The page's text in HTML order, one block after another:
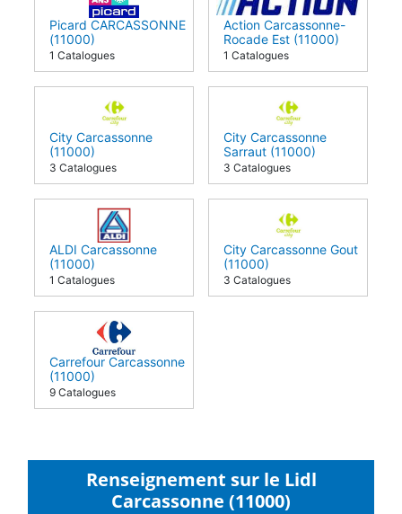
Picard CARCASSONNE
(11000)
1 Catalogues
Action Carcassonne-
Rocade Est (11000)
1 Catalogues
City Carcassonne
(11000)
3 Catalogues
City Carcassonne
Sarraut (11000)
3 Catalogues
ALDI Carcassonne
(11000)
1 Catalogues
City Carcassonne Gout
(11000)
3 Catalogues
Carrefour Carcassonne
(11000)
9 Catalogues
Renseignement sur le Lidl
Carcassonne (11000)